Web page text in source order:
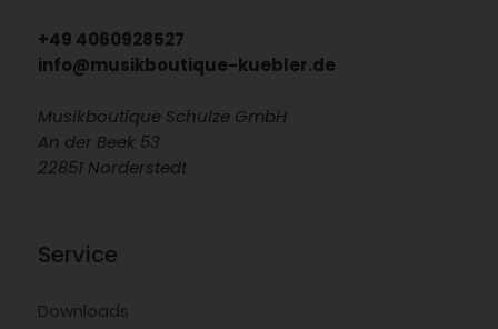
+49 4060928527
info@musikboutique-kuebler.de
Musikboutique Schulze GmbH
An der Beek 53
22851 Norderstedt
Service
Downloads